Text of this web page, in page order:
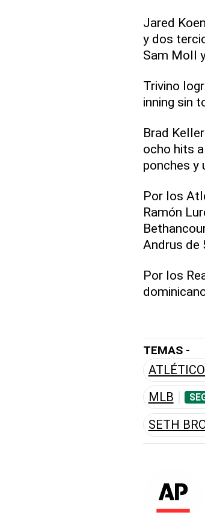
Jared
y dos
Sam Moll
Trivino
inning sin
Brad
ocho hits
ponches y
Por los
Ramón
Andrus de
Por los
TEMAS -
MLB
SETH